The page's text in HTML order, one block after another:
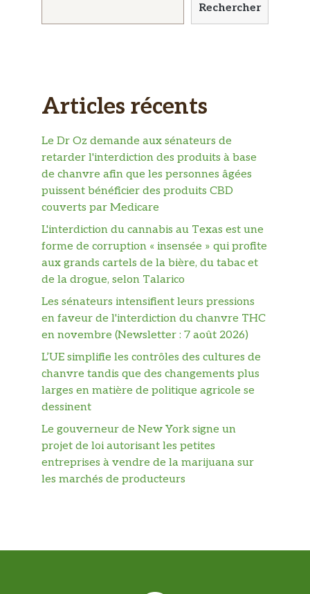
Rechercher
Articles récents
Le Dr Oz demande aux sénateurs de
retarder l'interdiction des produits à base
de chanvre afin que les personnes âgées
puissent bénéficier des produits CBD
couverts par Medicare
L'interdiction du cannabis au Texas est une
forme de corruption « insensée » qui profite
aux grands cartels de la bière, du tabac et
de la drogue, selon Talarico
Les sénateurs intensifient leurs pressions
en faveur de l'interdiction du chanvre THC
en novembre (Newsletter : 7 août 2026)
L’UE simplifie les contrôles des cultures de
chanvre tandis que des changements plus
larges en matière de politique agricole se
dessinent
Le gouverneur de New York signe un
projet de loi autorisant les petites
entreprises à vendre de la marijuana sur
les marchés de producteurs